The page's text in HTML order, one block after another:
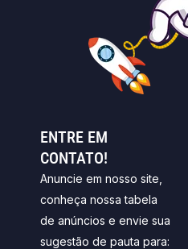
ENTRE EM
CONTATO!
Anuncie em nosso site,
conheça nossa tabela
de anúncios e envie sua
sugestão de pauta para: